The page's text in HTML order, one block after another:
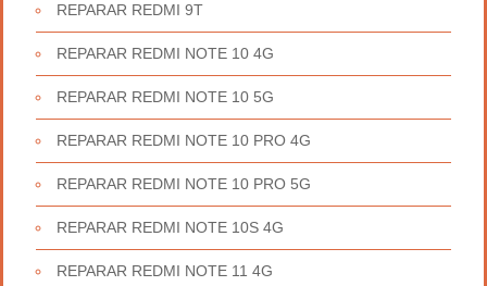
REPARAR REDMI 9T
REPARAR REDMI NOTE 10 4G
REPARAR REDMI NOTE 10 5G
REPARAR REDMI NOTE 10 PRO 4G
REPARAR REDMI NOTE 10 PRO 5G
REPARAR REDMI NOTE 10S 4G
REPARAR REDMI NOTE 11 4G